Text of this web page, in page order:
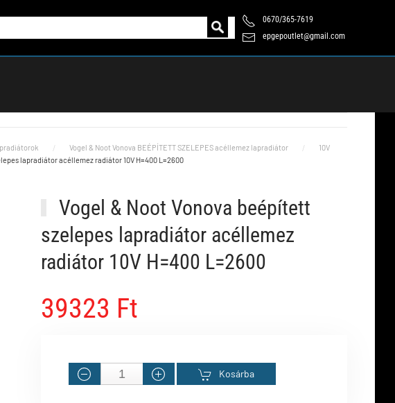
0670/365-7619
epgepoutlet@gmail.com
Vogel & Noot Vonova BEÉPÍTETT SZELEPES acéllemez lapradiátor
10V
lapradiátor acéllemez radiátor 10V H=400 L=2600
Vogel & Noot Vonova beépített
szelepes lapradiátor acéllemez
radiátor 10V H=400 L=2600
39323 Ft
Kosárba